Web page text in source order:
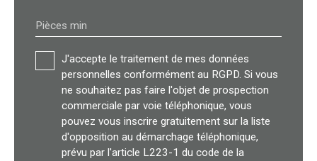
Pièces min
J'accepte le traitement de mes données
personnelles conformément au RGPD. Si vous
ne souhaitez pas faire l'objet de prospection
commerciale par voie téléphonique, vous
pouvez vous inscrire gratuitement sur la liste
d'opposition au démarchage téléphonique,
prévu par l'article L223-1 du code de la